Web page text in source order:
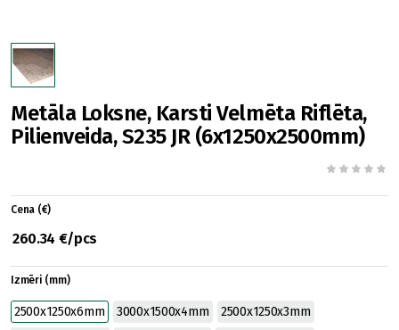
Metāla Loksne, Karsti Velmēta Riflēta,
Pilienveida, S235 JR (6x1250x2500mm)
Cena (€)
260.34 €/pcs
Izmēri (mm)
2500x1250x6mm 3000x1500x4mm
2500x1250x3mm